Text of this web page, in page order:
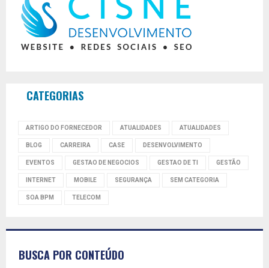
CATEGORIAS
ARTIGO DO FORNECEDOR ATUALIDADES ATUALIDADES
BLOG CARREIRA CASE DESENVOLVIMENTO
EVENTOS GESTAO DE NEGOCIOS GESTAO DE TI GESTÃO
INTERNET MOBILE SEGURANÇA SEM CATEGORIA
SOA BPM TELECOM
BUSCA POR CONTEÚDO